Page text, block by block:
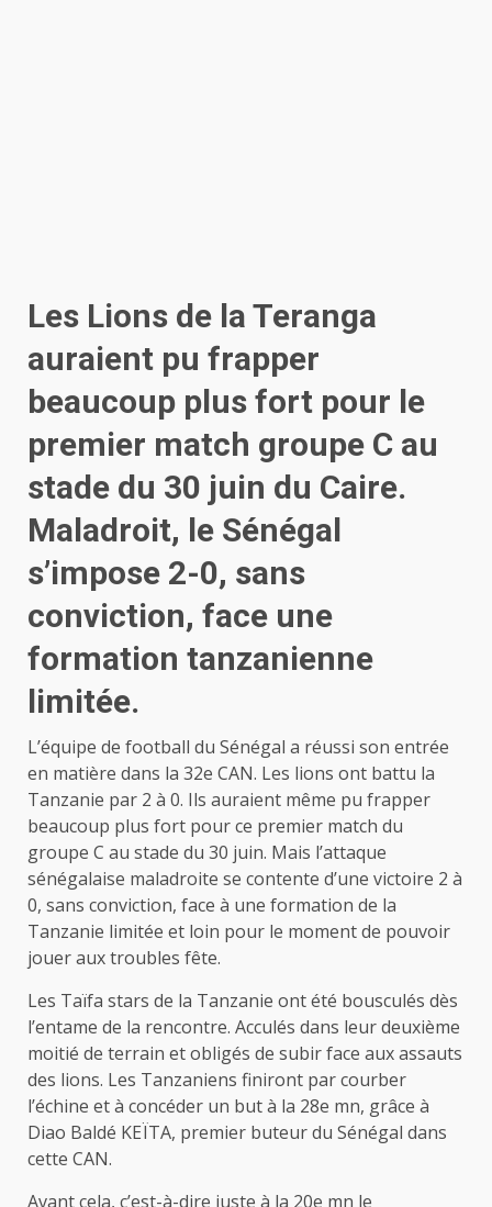
Les Lions de la Teranga
auraient pu frapper
beaucoup plus fort pour le
premier match groupe C au
stade du 30 juin du Caire.
Maladroit, le Sénégal
s’impose 2-0, sans
conviction, face une
formation tanzanienne
limitée.
L’équipe de football du Sénégal a réussi son entrée
en matière dans la 32e CAN. Les lions ont battu la
Tanzanie par 2 à 0. Ils auraient même pu frapper
beaucoup plus fort pour ce premier match du
groupe C au stade du 30 juin. Mais l’attaque
sénégalaise maladroite se contente d’une victoire 2 à
0, sans conviction, face à une formation de la
Tanzanie limitée et loin pour le moment de pouvoir
jouer aux troubles fête.
Les Taïfa stars de la Tanzanie ont été bousculés dès
l’entame de la rencontre. Acculés dans leur deuxième
moitié de terrain et obligés de subir face aux assauts
des lions. Les Tanzaniens finiront par courber
l’échine et à concéder un but à la 28e mn, grâce à
Diao Baldé KEÏTA, premier buteur du Sénégal dans
cette CAN.
Avant cela, c’est-à-dire juste à la 20e mn le